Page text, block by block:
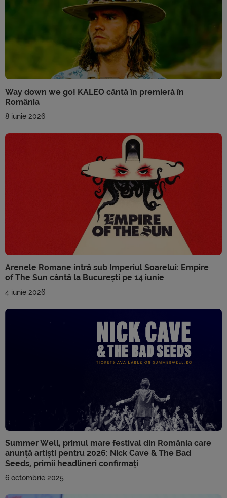
Way down we go! KALEO cântă în premieră în
România
8 iunie 2026
Arenele Romane intră sub Imperiul Soarelui: Empire
of The Sun cântă la București pe 14 iunie
4 iunie 2026
Summer Well, primul mare festival din România care
anunță artiști pentru 2026: Nick Cave & The Bad
Seeds, primii headlineri confirmați
6 octombrie 2025